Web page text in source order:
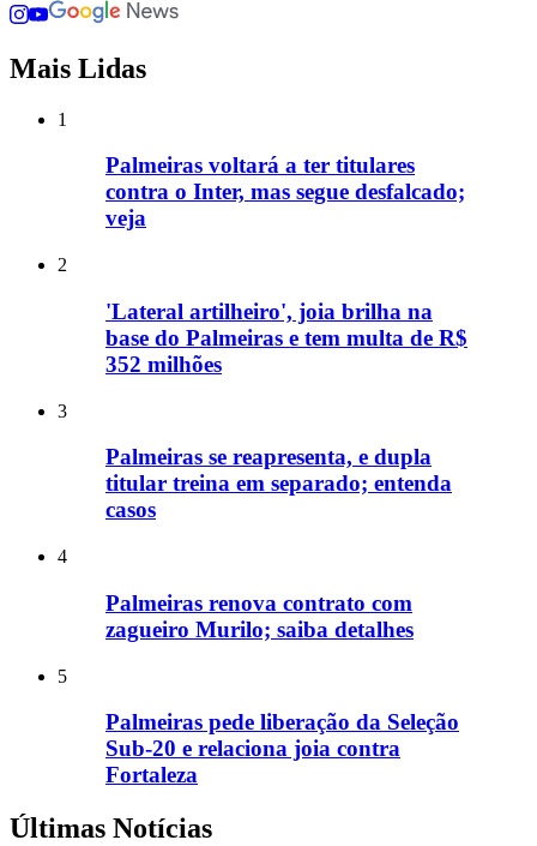
Mais Lidas
1
Palmeiras voltará a ter titulares
contra o Inter, mas segue desfalcado;
veja
2
'Lateral artilheiro', joia brilha na
base do Palmeiras e tem multa de R$
352 milhões
3
Palmeiras se reapresenta, e dupla
titular treina em separado; entenda
casos
4
Palmeiras renova contrato com
zagueiro Murilo; saiba detalhes
5
Palmeiras pede liberação da Seleção
Sub-20 e relaciona joia contra
Fortaleza
Últimas Notícias